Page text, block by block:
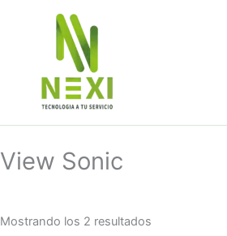
View Sonic
Mostrando los 2 resultados